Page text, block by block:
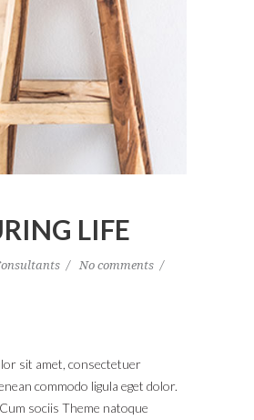
LIFE
No comments
sit amet, consectetuer
commodo ligula eget dolor.
sociis Theme natoque